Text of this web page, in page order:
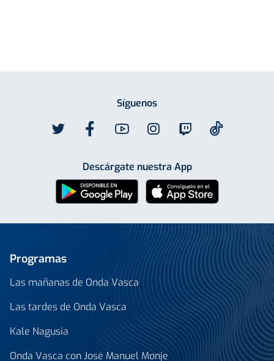
Síguenos
Descárgate nuestra App
Programas
Las mañanas de Onda Vasca
Las tardes de Onda Vasca
Kale Nagusia
Onda Vasca con José Manuel Monje